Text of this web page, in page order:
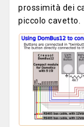
prossimità dei
piccolo cavetto.